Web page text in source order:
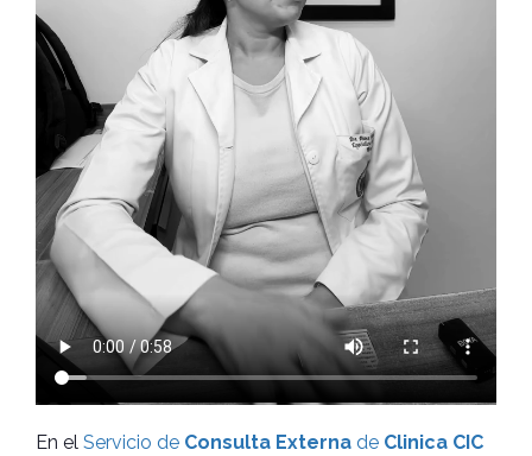
En el Servicio de Consulta Externa de Clinica CIC